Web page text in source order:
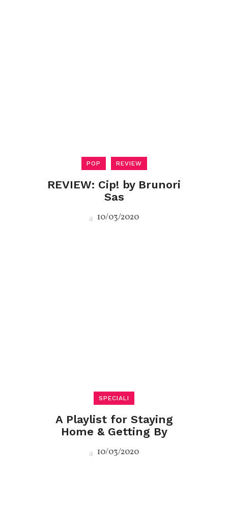
POP REVIEW
REVIEW: Cip! by Brunori
Sas
10/03/2020
SPECIALI
A Playlist for Staying
Home & Getting By
10/03/2020